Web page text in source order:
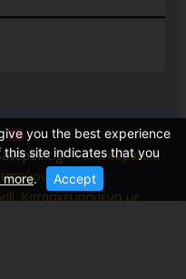
. Τα πνευματικά
Κατασκευασμένο με
you the best experience
site indicates that you
more. Accept